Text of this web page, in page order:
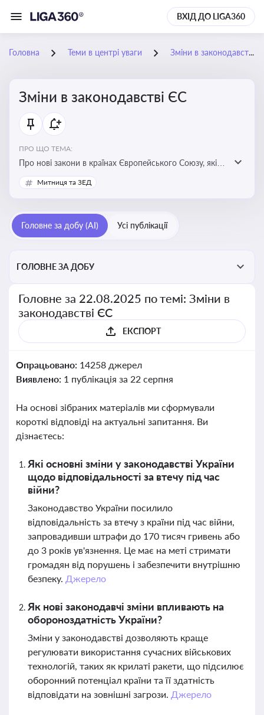
ВХІД ДО LIGA360
Головна Теми в центрі уваги Зміни в законодавстві ЄС
Зміни в законодавстві ЄС
ПРО ЩО ТЕМА:
Про нові закони в країнах Європейського Союзу, які
впливають на умови торгівлі, трудової міграції,
інтеграції та перспективу членства України в
Митниця та ЗЕД
Головне за добу (AI) Усі публікації
ГОЛОВНЕ ЗА ДОБУ
Головне за 22.08.2025 по темі: Зміни в
законодавстві ЄС
ЕКСПОРТ
Опрацьовано: 14258 джерел
Виявлено: 1 публікація за 22 серпня
На основі зібраних матеріалів ми сформували
короткі відповіді на актуальні запитання. Ви
дізнаєтесь:
Які основні зміни у законодавстві України
щодо відповідальності за втечу під час
війни?
Законодавство України посилило
відповідальність за втечу з країни під час війни,
запровадивши штрафи до 170 тисяч гривень або
до 3 років ув'язнення. Це має на меті стримати
громадян від порушень і забезпечити внутрішню
безпеку. Джерело
Як нові законодавчі зміни впливають на
обороноздатність України?
Зміни у законодавстві дозволяють краще
регулювати використання сучасних військових
технологій, таких як крилаті ракети, що підсилює
оборонний потенціал країни та її здатність
відповідати на зовнішні загрози. Джерело